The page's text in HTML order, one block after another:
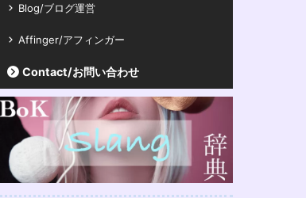
Blog/ブログ運営
Affinger/アフィンガー
Contact/お問い合わせ